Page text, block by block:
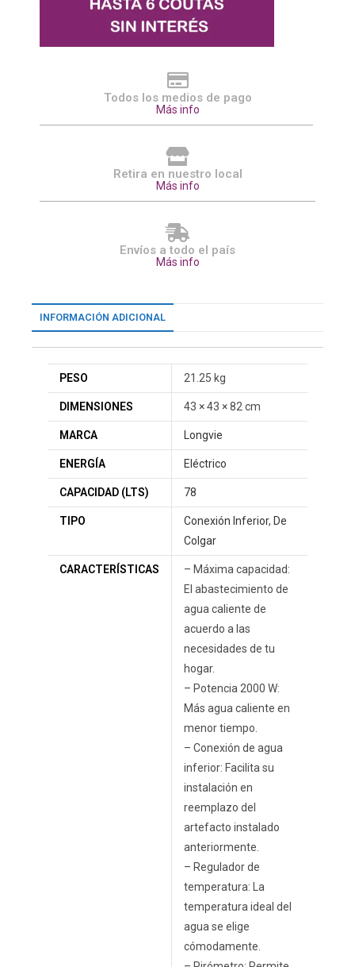
Todos los medios de pago
Más info
Retira en nuestro local
Más info
Envíos a todo el país
Más info
INFORMACIÓN ADICIONAL
PESO 21.25 kg
DIMENSIONES 43 × 43 × 82 cm
MARCA Longvie
ENERGÍA Eléctrico
CAPACIDAD (LTS) 78
TIPO Conexión Inferior, De
Colgar
CARACTERÍSTICAS
– Máxima capacidad:
El abastecimiento de
agua caliente de
acuerdo a las
necesidades de tu
hogar.
– Potencia 2000 W:
Más agua caliente en
menor tiempo.
– Conexión de agua
inferior: Facilita su
instalación en
reemplazo del
artefacto instalado
anteriormente.
– Regulador de
temperatura: La
temperatura ideal del
agua se elige
cómodamente.